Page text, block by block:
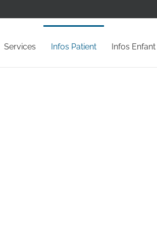
Services Infos Patient Infos Enfant